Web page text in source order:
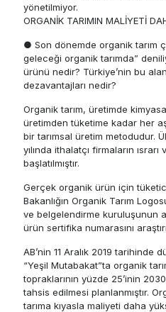
yönetilmiyor.
ORGANİK TARIMIN MALİYETİ
● Son dönemde organik tarım
geleceği organik tarımda”
ürünü nedir? Türkiye’nin bu
dezavantajları nedir?
Organik tarım, üretimde
üretimden tüketime kadar her
bir tarımsal üretim metodudur.
yılında ithalatçı firmaların
başlatılmıştır.
Gerçek organik ürün için
Bakanlığın Organik Tarım
ve belgelendirme kuruluşunun
ürün sertifika numarasını
AB’nin 11 Aralık 2019 tarihinde
“Yeşil Mutabakat”ta organik
topraklarının yüzde 25’inin
tahsis edilmesi planlanmıştır.
tarıma kıyasla maliyeti daha